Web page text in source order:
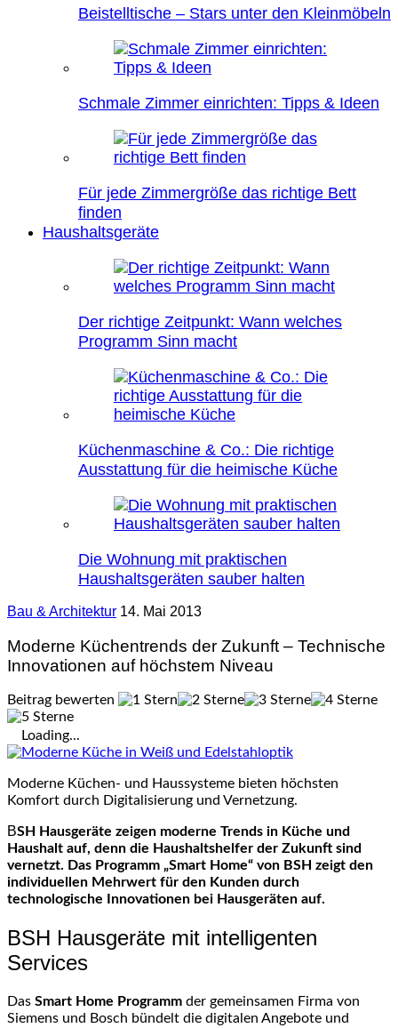
Beistelltische – Stars unter den Kleinmöbeln
Schmale Zimmer einrichten: Tipps & Ideen
Für jede Zimmergröße das richtige Bett
finden
Haushaltsgeräte
Der richtige Zeitpunkt: Wann welches
Programm Sinn macht
Küchenmaschine & Co.: Die richtige
Ausstattung für die heimische Küche
Die Wohnung mit praktischen
Haushaltsgeräten sauber halten
Bau & Architektur 14. Mai 2013
Moderne Küchentrends der Zukunft – Technische
Innovationen auf höchstem Niveau
Beitrag bewerten
Loading...
Moderne Küchen- und Haussysteme bieten höchsten
Komfort durch Digitalisierung und Vernetzung.
BSH Hausgeräte zeigen moderne Trends in Küche und
Haushalt auf, denn die Haushaltshelfer der Zukunft sind
vernetzt. Das Programm „Smart Home“ von BSH zeigt den
individuellen Mehrwert für den Kunden durch
technologische Innovationen bei Hausgeräten auf.
BSH Hausgeräte mit intelligenten
Services
Das Smart Home Programm der gemeinsamen Firma von
Siemens und Bosch bündelt die digitalen Angebote und